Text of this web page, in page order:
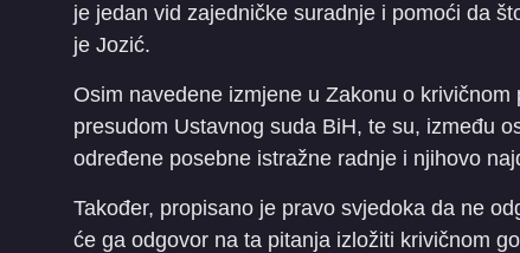
je jedan vid zajedničke suradnje i pomoći da
je Jozić.
Osim navedene izmjene u Zakonu o
presudom Ustavnog suda BiH, te su, između
određene posebne istražne radnje i njihovo
Također, propisano je pravo svjedoka da ne
će ga odgovor na ta pitanja izložiti krivičnom